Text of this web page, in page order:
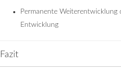
Permanente Weiterentwicklung
Entwicklung
Fazit